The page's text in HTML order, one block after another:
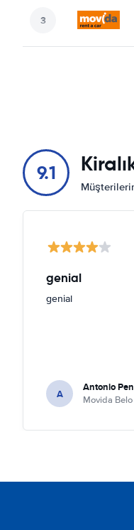
9.1
genial
genial
A Antonio
Movida